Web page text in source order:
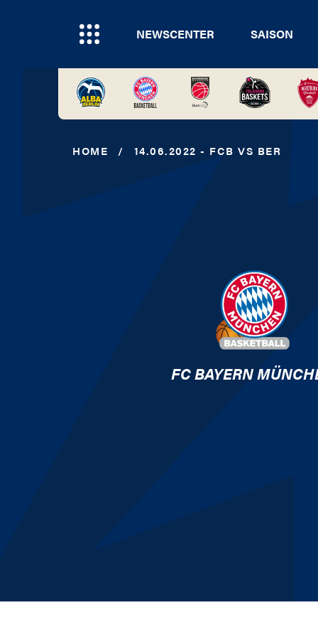
NEWSCENTER SAISON
HOME / 14.06.2022 - FCB VS BER
FC BAYERN